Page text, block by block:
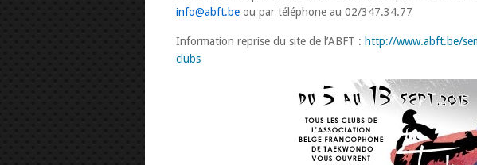
info@abft.be ou par téléphone au 02/347.34.77
Information reprise du site de l’ABFT : http://www.abft.be/
clubs